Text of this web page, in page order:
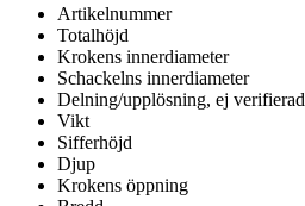
Artikelnummer
Totalhöjd
Krokens innerdiameter
Schackelns innerdiameter
Delning/upplösning, ej verifierad
Vikt
Sifferhöjd
Djup
Krokens öppning